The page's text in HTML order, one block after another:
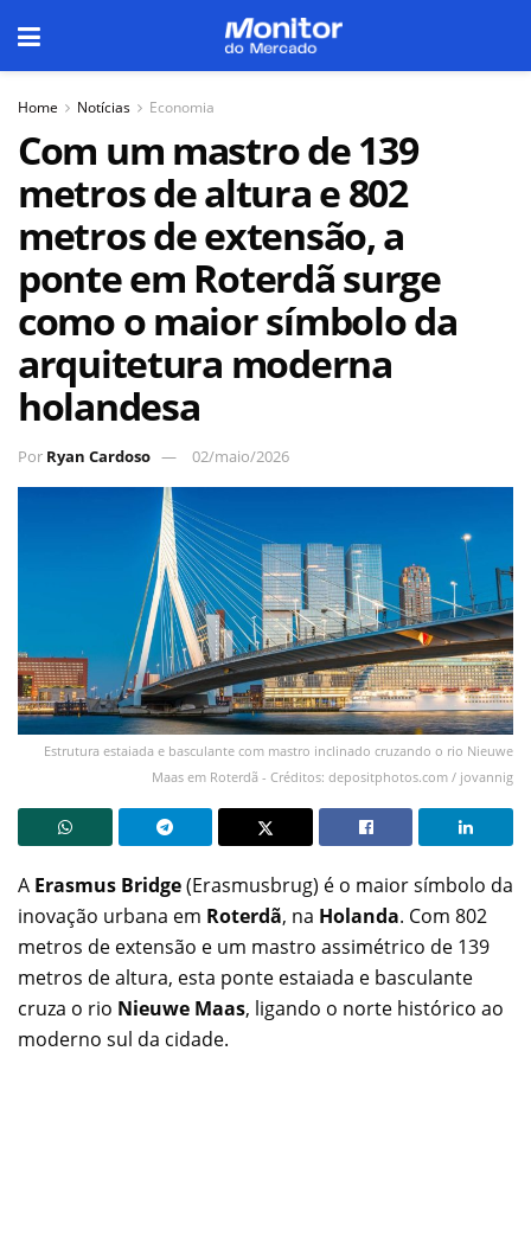
Home Notícias Economia
Com um mastro de 139
metros de altura e 802
metros de extensão, a
ponte em Roterdã surge
como o maior símbolo da
arquitetura moderna
holandesa
Por Ryan Cardoso 02/maio/2026
Estrutura estaiada e basculante com mastro inclinado cruzando o rio Nieuwe
Maas em Roterdã - Créditos: depositphotos.com / jovannig
A Erasmus Bridge(Erasmusbrug) é o maior símbolo da
inovação urbana em Roterdã, na Holanda. Com 802
metros de extensão e um mastro assimétrico de 139
metros de altura, esta ponte estaiada e basculante
cruza o rio Nieuwe Maas, ligando o norte histórico ao
moderno sul da cidade.